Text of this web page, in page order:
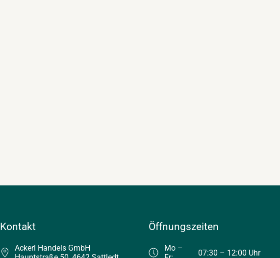
Kontakt
Ackerl Handels GmbH
Öffnungszeiten
Mo –
07:30 – 12:00 Uhr